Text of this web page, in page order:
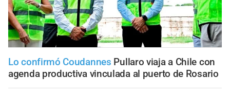
Lo confirmó Coudannes Pullaro viaja a Chile con
agenda productiva vinculada al puerto de Rosario